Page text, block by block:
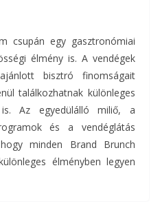
csupán egy gasztronómiai
élmény is. A vendégek
bisztró finomságait
találkozhatnak különleges
Az egyedülálló miliő, a
és a vendéglátás
minden Brand Brunch
élményben legyen